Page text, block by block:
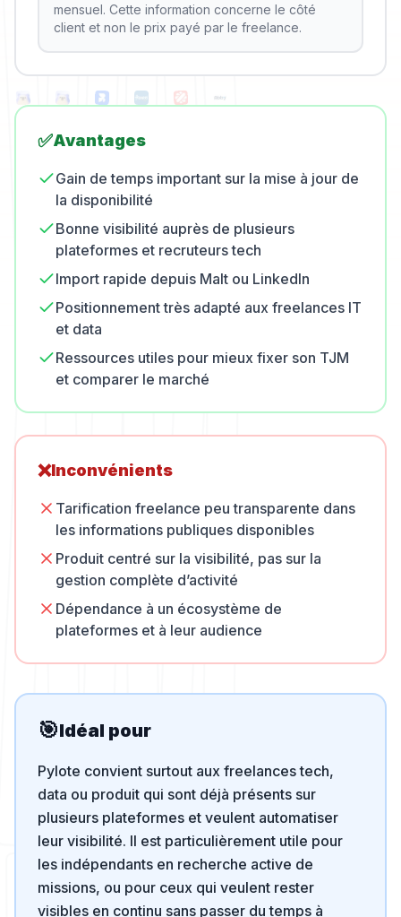
mensuel. Cette information concerne le côté
client et non le prix payé par le freelance.
✅Avantages
Gain de temps important sur la mise à jour de
la disponibilité
Bonne visibilité auprès de plusieurs
plateformes et recruteurs tech
Import rapide depuis Malt ou LinkedIn
Positionnement très adapté aux freelances IT
et data
Ressources utiles pour mieux fixer son TJM
et comparer le marché
❌Inconvénients
Tarification freelance peu transparente dans
les informations publiques disponibles
Produit centré sur la visibilité, pas sur la
gestion complète d’activité
Dépendance à un écosystème de
plateformes et à leur audience
🎯Idéal pour
Pylote convient surtout aux freelances tech,
data ou produit qui sont déjà présents sur
plusieurs plateformes et veulent automatiser
leur visibilité. Il est particulièrement utile pour
les indépendants en recherche active de
missions, ou pour ceux qui veulent rester
visibles en continu sans passer du temps à